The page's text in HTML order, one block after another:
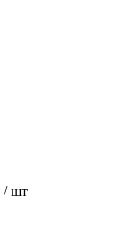
/ шт